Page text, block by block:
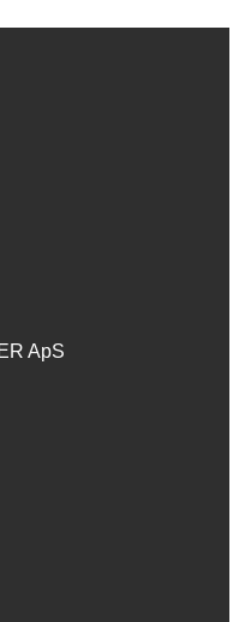
ApS